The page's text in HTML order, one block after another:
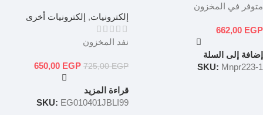
متوفر في المخزون
662,00 EGP
إضافة إلى السلة
SKU: Mnpr223-1
إلكترونيات, إلكترونيات أخرى
نفد المخزون
725,00EGP
650,00 EGP
قراءة المزيد
SKU: EG010401JBLI99